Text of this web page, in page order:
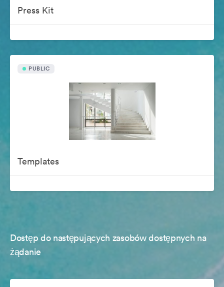
Press Kit
PUBLIC
Templates
Dostęp do następujących zasobów dostępnych na
żądanie